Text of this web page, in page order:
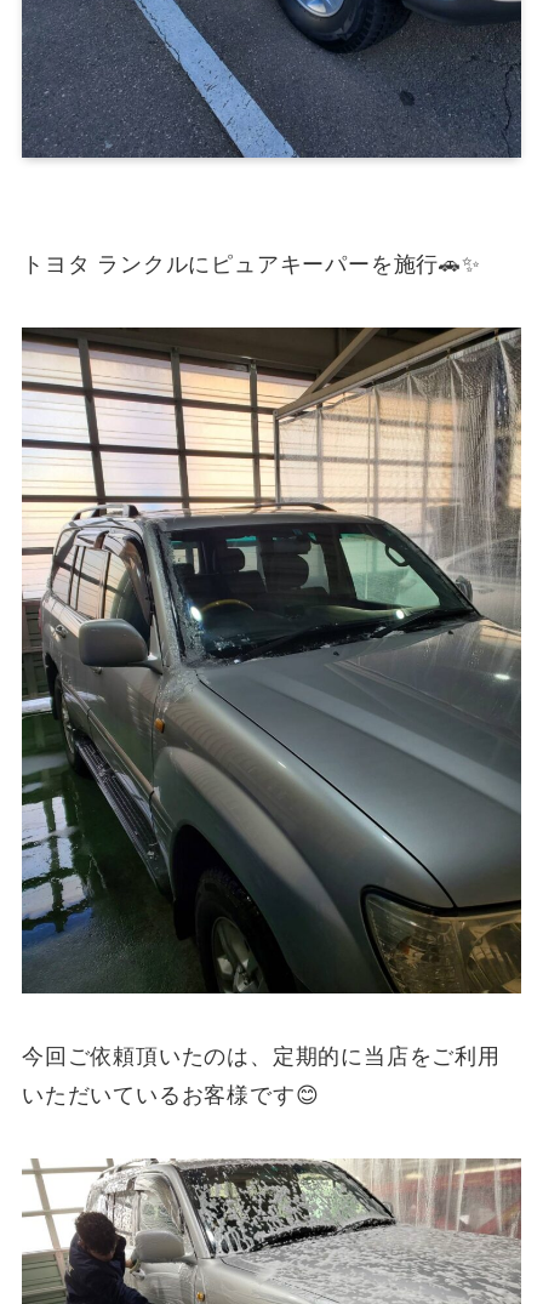
トヨタ ランクルにピュアキーパーを施行🚗✨
今回ご依頼頂いたのは、定期的に当店をご利用
いただいているお客様です😊